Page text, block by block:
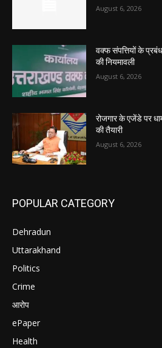
August 6, 2026
वक्फ संपत्तियों के
की नियमावली
August 6, 2026
रोजगार के एजेंडे पर
की तैयारी
August 6, 2026
POPULAR CATEGORY
Dehradun
Uttarakhand
Politics
Crime
आरोप
ePaper
Health